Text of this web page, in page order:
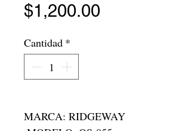
$1,200.00
Cantidad *
MARCA: RIDGEWAY